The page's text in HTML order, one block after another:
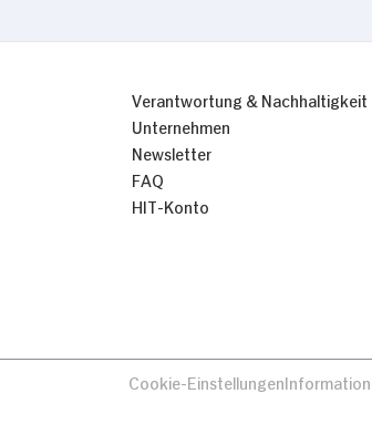
Verantwortung & Nachhaltigkeit
Unternehmen
Newsletter
FAQ
HIT-Konto
Cookie-Einstellungen